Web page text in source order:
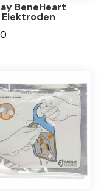
BeneHeart
Elektroden